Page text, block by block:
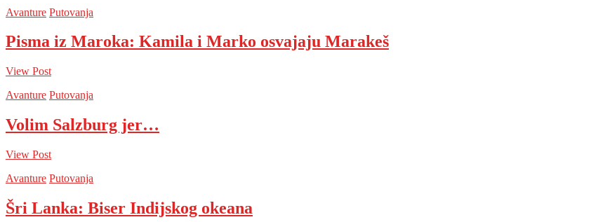
Avanture Putovanja
Pisma iz Maroka: Kamila i Marko osvajaju Marakeš
View Post
Avanture Putovanja
Volim Salzburg jer…
View Post
Avanture Putovanja
Šri Lanka: Biser Indijskog okeana